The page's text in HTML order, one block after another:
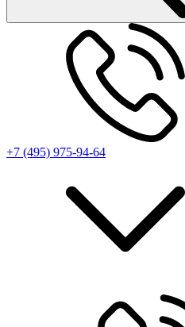
+7 (495) 975-94-64